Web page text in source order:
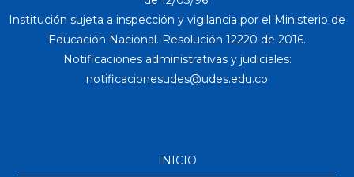
Institución sujeta a inspección y vigilancia por el Ministerio de
Educación Nacional. Resolución 12220 de 2016.
Notificaciones administrativas y judiciales:
INICIO